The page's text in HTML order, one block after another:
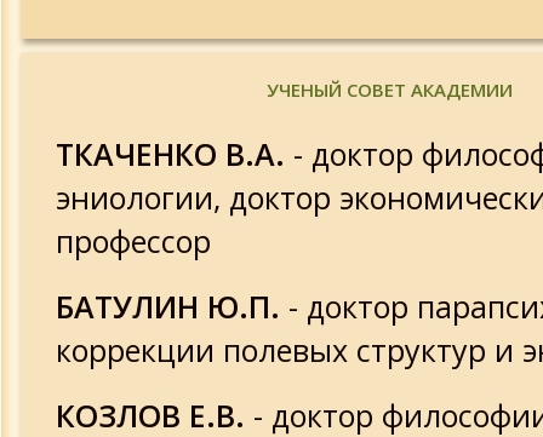
УЧЕНЫЙ СОВЕТ АКАДЕМИИ
ТКАЧЕНКО В.А. - доктор
эниологии, доктор
профессор
БАТУЛИН Ю.П. - доктор
коррекции полевых структур и
КОЗЛОВ Е.В. - доктор